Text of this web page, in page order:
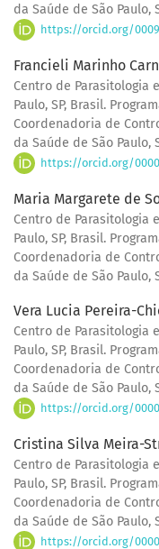
da Saúde de São Paulo,
https://orcid.org/
Francieli Marinho
Centro de Parasitologia
Paulo, SP, Brasil.
Coordenadoria de
da Saúde de São Paulo,
https://orcid.org/0000-
Maria Margarete de
Centro de Parasitologia
Paulo, SP, Brasil.
Coordenadoria de
da Saúde de São Paulo,
Vera Lucia Pereira-
Centro de Parasitologia
Paulo, SP, Brasil.
Coordenadoria de
da Saúde de São Paulo,
https://orcid.org/0000-
Cristina Silva Meira-
Centro de Parasitologia
Paulo, SP, Brasil.
Coordenadoria de
da Saúde de São Paulo,
https://orcid.org/